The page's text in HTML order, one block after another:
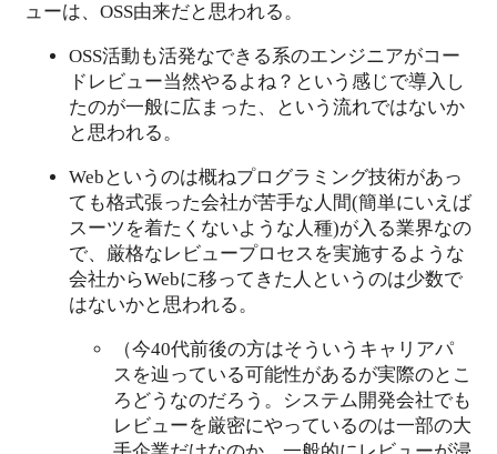
ューは、OSS由来だと思われる。
OSS活動も活発なできる系のエンジニアがコー
ドレビュー当然やるよね？という感じで導入し
たのが一般に広まった、という流れではないか
と思われる。
Webというのは概ねプログラミング技術があっ
ても格式張った会社が苦手な人間(簡単にいえば
スーツを着たくないような人種)が入る業界なの
で、厳格なレビュープロセスを実施するような
会社からWebに移ってきた人というのは少数で
はないかと思われる。
（今40代前後の方はそういうキャリアパ
スを辿っている可能性があるが実際のとこ
ろどうなのだろう。システム開発会社でも
レビューを厳密にやっているのは一部の大